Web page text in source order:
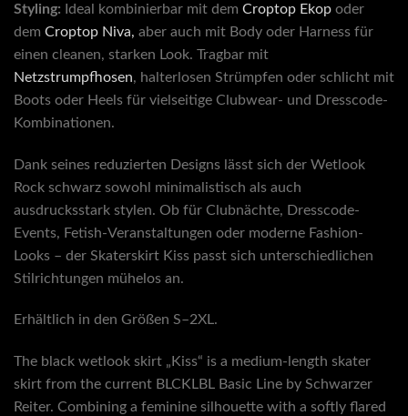
Styling: Ideal kombinierbar mit dem Croptop Ekop oder
dem Croptop Niva, aber auch mit Body oder Harness für
einen cleanen, starken Look. Tragbar mit
Netzstrumpfhosen, halterlosen Strümpfen oder schlicht mit
Boots oder Heels für vielseitige Clubwear- und Dresscode-
Kombinationen.
Dank seines reduzierten Designs lässt sich der Wetlook
Rock schwarz sowohl minimalistisch als auch
ausdrucksstark stylen. Ob für Clubnächte, Dresscode-
Events, Fetish-Veranstaltungen oder moderne Fashion-
Looks – der Skaterskirt Kiss passt sich unterschiedlichen
Stilrichtungen mühelos an.
Erhältlich in den Größen S–2XL.
The black wetlook skirt „Kiss“ is a medium-length skater
skirt from the current BLCKLBL Basic Line by Schwarzer
Reiter. Combining a feminine silhouette with a softly flared